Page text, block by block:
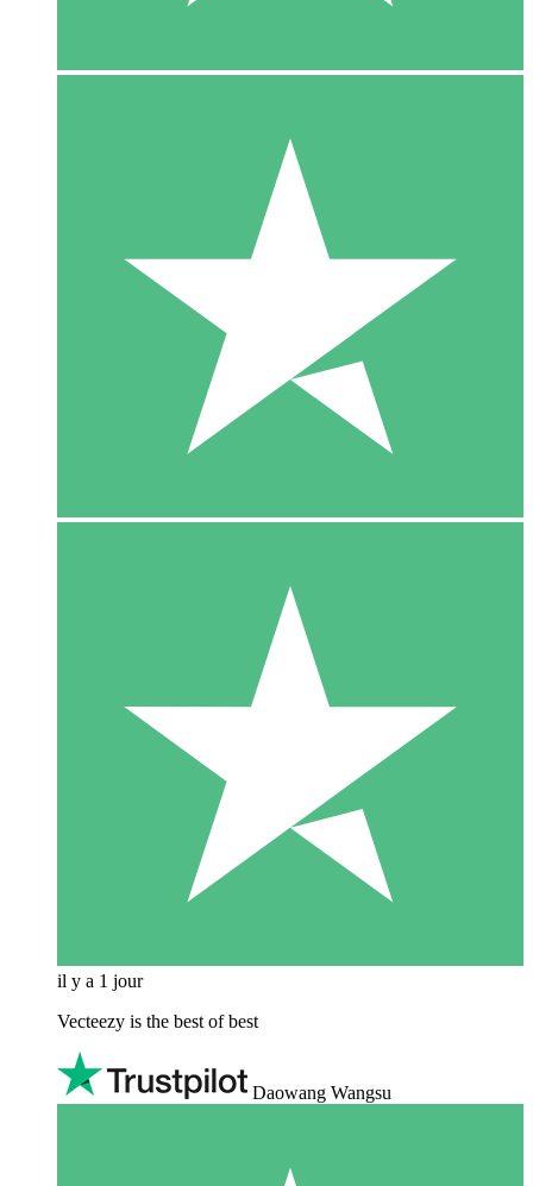
il y a 1 jour
Vecteezy is the best of best
Daowang Wangsu